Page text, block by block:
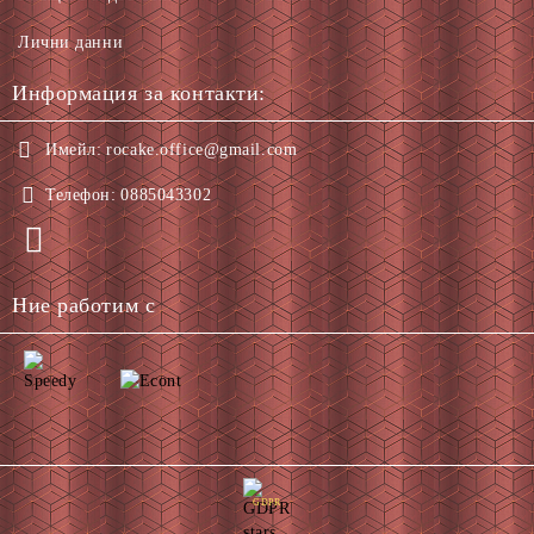
Лични данни
Информация за контакти:
Имейл: rocake.office@gmail.com
Телефон: 0885043302
Ние работим с
GDPR